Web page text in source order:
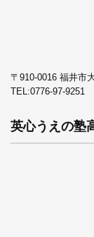
〒910-0016 福井市
TEL:0776-97-9251
英心うえの塾